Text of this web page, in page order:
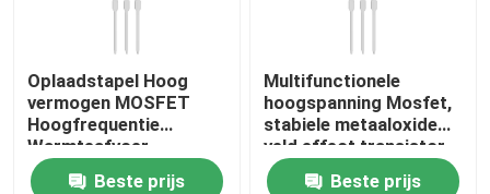
Oplaadstapel Hoog
vermogen MOSFET
Hoogfrequentie
Warmteafvoer
Duurzaam
Beste prijs
Multifunctionele
hoogspanning Mosfet,
stabiele metaaloxide
veld effect transistor
Beste prijs